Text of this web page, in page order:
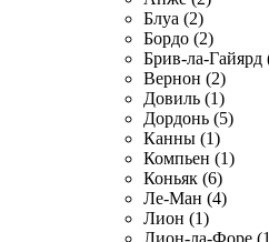
Блуа (2)
Бордо (2)
Брив-ла-Гайярд
Вернон (2)
Довиль (1)
Дордонь (5)
Канны (1)
Компьен (1)
Коньяк (6)
Ле-Ман (4)
Лион (1)
Лион-ла-Форе